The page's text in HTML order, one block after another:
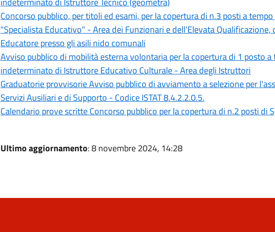
Concorso pubblico, per titoli ed esami, per la copertura di n.3 posti a
"Specialista Educativo" - Area dei Funzionari e dell'Elevata Qualificazione,
Educatore presso gli asili nido comunali
Avviso pubblico di mobilità esterna volontaria per la copertura di 1 posto a
indeterminato di Istruttore Educativo Culturale - Area degli Istruttori
Graduatorie provvisorie Avviso pubblico di avviamento a selezione per
Servizi Ausiliari e di Supporto - Codice ISTAT 8.4.2.2.0.5.
Calendario prove scritte Concorso pubblico per la copertura di n.2 posti di
Ultimo aggiornamento: 8 novembre 2024, 14:28